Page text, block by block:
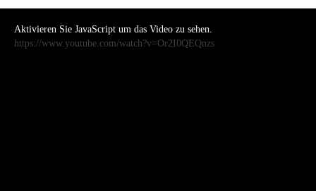
Aktivieren Sie JavaScript um das Video zu sehen.
https://www.youtube.com/watch?v=Or2I0QEQnzs